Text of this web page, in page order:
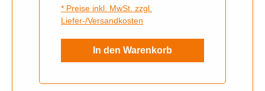
* Preise inkl. MwSt. zzgl.
Liefer-/Versandkosten
In den Warenkorb